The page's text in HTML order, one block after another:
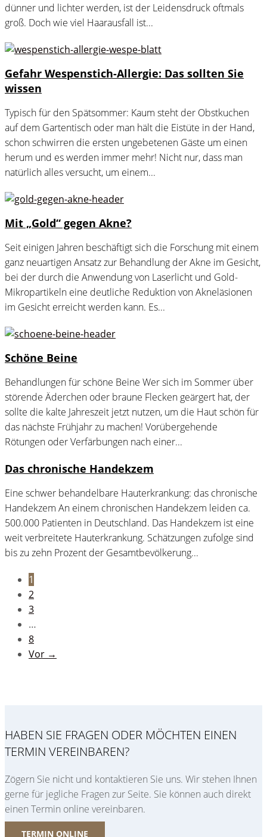
dünner und lichter werden, ist der Leidensdruck oftmals
groß. Doch wie viel Haarausfall ist...
Gefahr Wespenstich-Allergie: Das sollten Sie
wissen
Typisch für den Spätsommer: Kaum steht der Obstkuchen
auf dem Gartentisch oder man hält die Eistüte in der Hand,
schon schwirren die ersten ungebetenen Gäste um einen
herum und es werden immer mehr! Nicht nur, dass man
natürlich alles versucht, um einem...
Mit „Gold“ gegen Akne?
Seit einigen Jahren beschäftigt sich die Forschung mit einem
ganz neuartigen Ansatz zur Behandlung der Akne im Gesicht,
bei der durch die Anwendung von Laserlicht und Gold-
Mikropartikeln eine deutliche Reduktion von Akneläsionen
im Gesicht erreicht werden kann. Es...
Schöne Beine
Behandlungen für schöne Beine Wer sich im Sommer über
störende Äderchen oder braune Flecken geärgert hat, der
sollte die kalte Jahreszeit jetzt nutzen, um die Haut schön für
das nächste Frühjahr zu machen! Vorübergehende
Rötungen oder Verfärbungen nach einer...
Das chronische Handekzem
Eine schwer behandelbare Hauterkrankung: das chronische
Handekzem An einem chronischen Handekzem leiden ca.
500.000 Patienten in Deutschland. Das Handekzem ist eine
weit verbreitete Hauterkrankung. Schätzungen zufolge sind
bis zu zehn Prozent der Gesamtbevölkerung...
1
2
3
…
8
Vor →
HABEN SIE FRAGEN ODER MÖCHTEN EINEN
TERMIN VEREINBAREN?
Zögern Sie nicht und kontaktieren Sie uns. Wir stehen Ihnen
gerne für jegliche Fragen zur Seite. Sie können auch direkt
einen Termin online vereinbaren.
TERMIN ONLINE